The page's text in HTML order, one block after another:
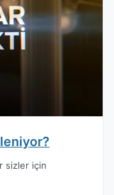
sizler için